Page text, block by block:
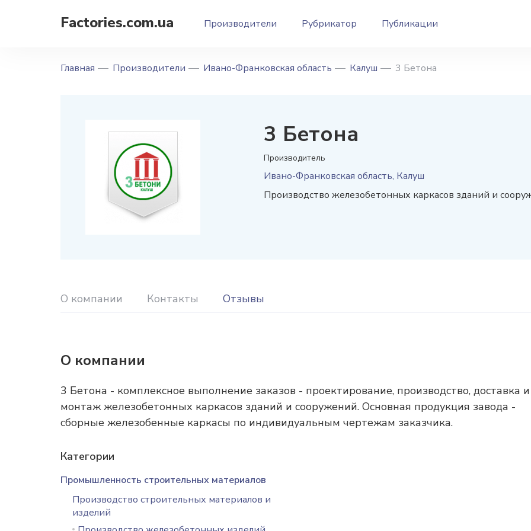
Factories.com.ua Производители Рубрикатор Публикации
Главная Производители Ивано-Франковская область Калуш 3 Бетона
3 Бетона
Производитель
Ивано-Франковская область, Калуш
Производство железобетонных каркасов зданий и
О компании Контакты Отзывы
О компании
3 Бетона - комплексное выполнение заказов - проектирование, производство, доставка и
монтаж железобетонных каркасов зданий и сооружений. Основная продукция завода -
сборные железобенные каркасы по индивидуальным чертежам заказчика.
Категории
Промышленность строительных материалов
Производство строительных материалов и
изделий